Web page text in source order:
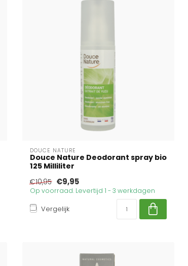
DOUCE NATURE
Douce Nature Deodorant spray bio
125 Milliliter
€10,95 €9,95
Op voorraad. Levertijd 1 - 3 werkdagen
Vergelijk